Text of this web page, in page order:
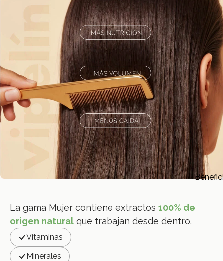
La gama Mujer contiene extractos 100% de
origen natural que trabajan desde dentro.
Vitaminas
Minerales